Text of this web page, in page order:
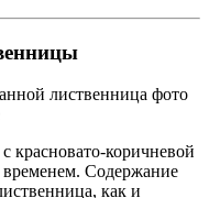
красновато-коричневой
Содержание
как и